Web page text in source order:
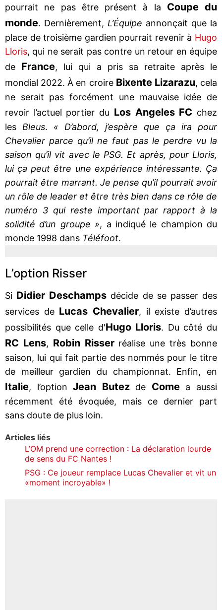
pourrait ne pas être présent à la Coupe du
monde. Dernièrement, L’Équipe annonçait que la
place de troisième gardien pourrait revenir à Hugo
Lloris, qui ne serait pas contre un retour en équipe
de France, lui qui a pris sa retraite après le
mondial 2022. À en croireBixente Lizarazu, cela
ne serait pas forcément une mauvaise idée de
revoir l’actuel portier du Los Angeles FC chez
les Bleus. « D’abord, j’espère que ça ira pour
Chevalier parce qu’il ne faut pas le perdre vu la
saison qu’il vit avec le PSG. Et après, pour Lloris,
lui ça peut être une expérience intéressante. Ça
pourrait être marrant. Je pense qu’il pourrait avoir
un rôle de leader et être très bien dans ce rôle de
numéro 3 qui reste important par rapport à la
solidité d’un groupe », a indiqué le champion du
monde 1998 dans Téléfoot.
L’option Risser
Si Didier Deschamps décide de se passer des
services deLucas Chevalier, il existe d’autres
possibilités que celle d'Hugo Lloris. Du côté du
RC Lens, Robin Risser réalise une très bonne
saison, lui qui fait partie des nommés pour le titre
de meilleur gardien du championnat. Enfin, en
Italie, l’optionJean Butezde Comea aussi
récemment été évoquée, mais ce dernier part
sans doute de plus loin.
Articles liés
L’OM prend une correction : La déclaration lourde
de sens du FC Nantes !
PSG : Ce joueur remplace Lucas Chevalier et vit un
«moment incroyable» !